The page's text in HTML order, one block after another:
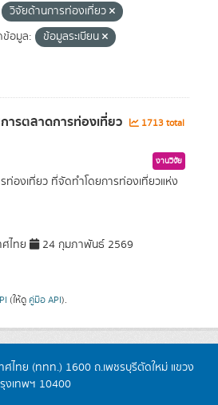
วิจัยด้านการท่องเที่ยว
ข้อมูล:
ข้อมูลระเบียน
รตลาดการท่องเที่ยว
1713 total
งานวิจัย
องเที่ยว ที่จัดทำโดยการท่องเที่ยวแห่ง
ไทย 24 กุมภาพันธ์ 2569
(ให้ดู คู่มือ API).
ศไทย (ททท.) 1600 ถ.เพชรบุรีตัดใหม่ แขวง
งเทพฯ 10400